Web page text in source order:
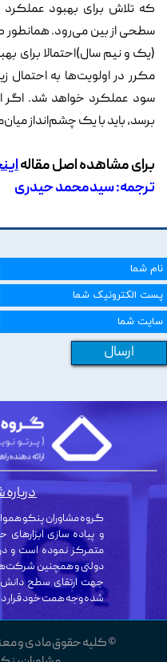
که تلاش برای بهبود
سطحی از بین می‌رود.
(‏یک و نیم سال)‏احتمالا برای
مکرر در اولویت‌ها به احتمال
سود عملکرد خواهد شد. اگر
برسد، باید با یک چشم‌انداز
برای مشاهده اصل مقاله
ترجمه: سیدمحمد حیدری
ارسال
© کلیه حقوق مادی و
گروه مشاوران پنکو
و پیاده سازی
متمرکز نموده است و
دولتی و همچنین
جهت ارتقای سطح دانش
شده وجه همت خود قرار